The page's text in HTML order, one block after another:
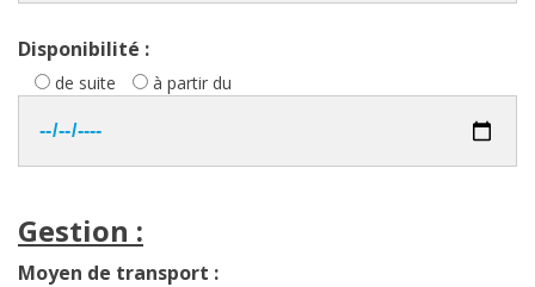
Disponibilité :
de suite à partir du
Gestion :
Moyen de transport :